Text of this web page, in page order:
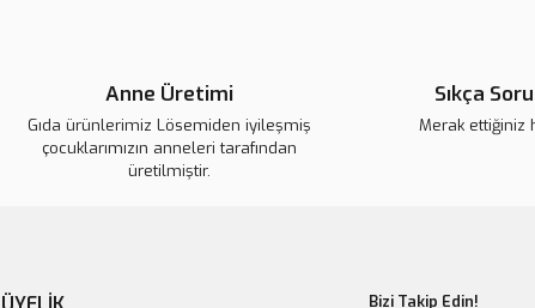
Ürün bilgilerinde hatalar bulunuyor.
Ürün fiyatı diğer sitelerden daha pahalı.
Bu ürüne benzer farklı alternatifler olmalı.
Anne Üretimi
Gıda ürünlerimiz Lösemiden iyileşmiş
çocuklarımızın anneleri tarafından
üretilmiştir.
Sıkça
Merak ettiğiniz
Bizi Takip Edin!